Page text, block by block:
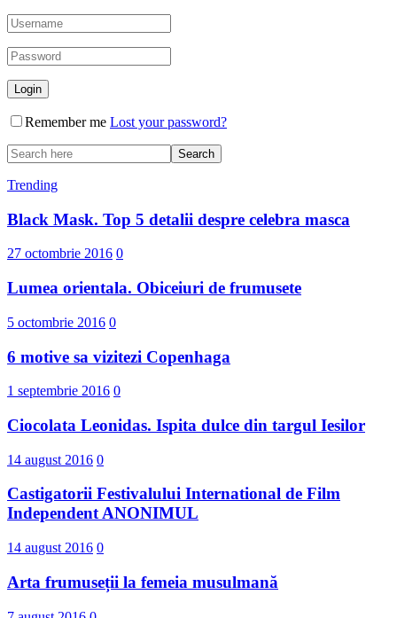
Remember me Lost your password?
Trending
Black Mask. Top 5 detalii despre celebra masca
27 octombrie 2016 0
Lumea orientala. Obiceiuri de frumusete
5 octombrie 2016 0
6 motive sa vizitezi Copenhaga
1 septembrie 2016 0
Ciocolata Leonidas. Ispita dulce din targul Iesilor
14 august 2016 0
Castigatorii Festivalului International d​e Film
Independent ANONIMUL
14 august 2016 0
Arta frumuseții la femeia musulmană